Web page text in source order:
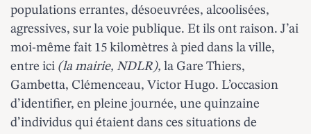
populations errantes, désoeuvrées, alcoolisées,
agressives, sur la voie publique. Et ils ont raison. J’ai
moi-même fait 15 kilomètres à pied dans la ville,
entre ici (la mairie, NDLR), la Gare Thiers,
Gambetta, Clémenceau, Victor Hugo. L’occasion
d’identifier, en pleine journée, une quinzaine
d’individus qui étaient dans ces situations de